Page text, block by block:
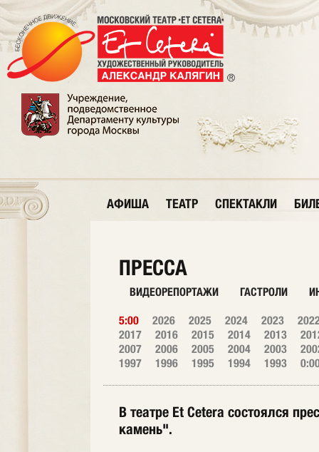
АФИША ТЕАТР СПЕКТАКЛИ
ПРЕССА
ВИДЕОРЕПОРТАЖИ ГАСТРОЛИ
5:00 2026 2025 2024 2023
2017
2016 2015 2014 2013
2007
2006 2005 2004 2003
1997
1996 1995 1994 1993
В театре Et Cetera состоялся
камень".